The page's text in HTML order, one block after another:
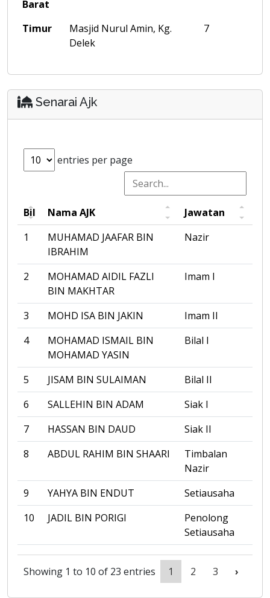
Barat
Timur
Masjid Nurul Amin, Kg.
Delek
7
Senarai Ajk
entries per page
Bil Nama AJK
Jawatan
1
MUHAMAD JAAFAR BIN
IBRAHIM
Nazir
2
MOHAMAD AIDIL FAZLI
BIN MAKHTAR
Imam I
3 MOHD ISA BIN JAKIN
Imam II
4
MOHAMAD ISMAIL BIN
MOHAMAD YASIN
Bilal I
5 JISAM BIN SULAIMAN
Bilal II
6
SALLEHIN BIN ADAM
Siak I
7
HASSAN BIN DAUD
Siak II
8
ABDUL RAHIM BIN SHAARI
Timbalan
Nazir
9
YAHYA BIN ENDUT
Setiausaha
10
JADIL BIN PORIGI
Penolong
Setiausaha
Showing 1 to 10 of 23 entries 1 2 3 ›